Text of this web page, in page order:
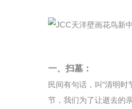
一、扫墓：
民间有句话，叫“清明
节，我们为了让逝去的